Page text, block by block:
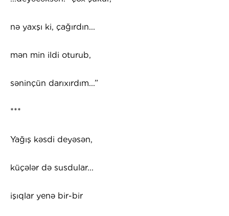
nə yaxşı ki, çağırdın...
mən min ildi oturub,
səninçün darıxırdım...”
***
Yağış kəsdi deyəsən,
küçələr də susdular...
işıqlar yenə bir-bir